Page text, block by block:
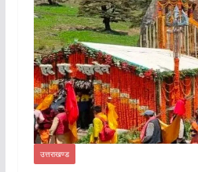
उत्तराखण्ड